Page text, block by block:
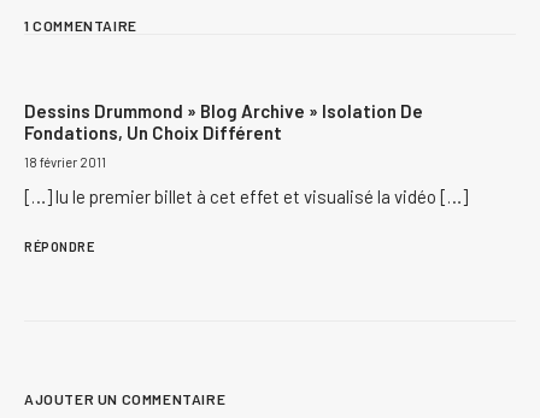
1 COMMENTAIRE
Dessins Drummond » Blog Archive » Isolation De
Fondations, Un Choix Différent
18 février 2011
[…] lu le premier billet à cet effet et visualisé la vidéo […]
RÉPONDRE
AJOUTER UN COMMENTAIRE